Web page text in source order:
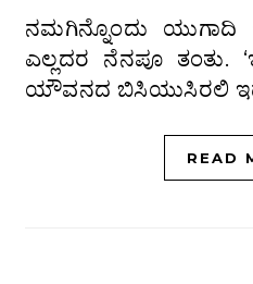
ನಮಗಿನ್ನೊಂದು ಯುಗಾದಿ ಬಂತು; ಹಳತು ಹೊಸತು
ಎಲ್ಲದರ ನೆನಪೂ ತಂತು.
ಯೌವನದ ಬಿಸಿಯುಸಿರಲಿ
READ